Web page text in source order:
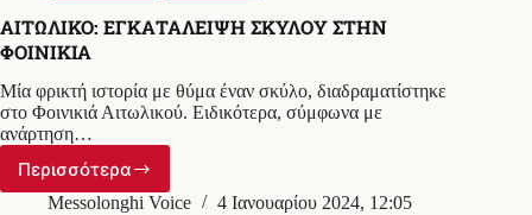
ΑΙΤΩΛΙΚΟ: ΕΓΚΑΤΑΛΕΙΨΗ ΣΚΥΛΟΥ ΣΤΗΝ
ΦΟΙΝΙΚΙΑ
Μία φρικτή ιστορία με θύμα έναν σκύλο, διαδραματίστηκε
στο Φοινικιά Αιτωλικού. Ειδικότερα, σύμφωνα με
ανάρτηση…
Περισσότερα
ΑΙΤΩΛΙΚΟ:
ΕΓΚΑΤΑΛΕΙΨΗ
Messolonghi Voice 4 Ιανουαρίου 2024, 12:05